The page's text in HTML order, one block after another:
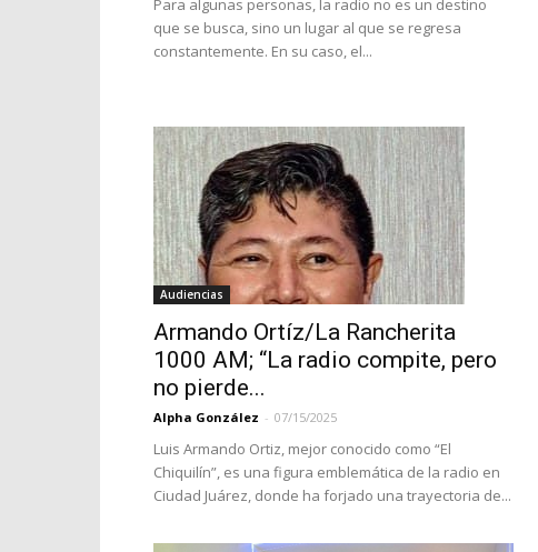
Para algunas personas, la radio no es un destino
que se busca, sino un lugar al que se regresa
constantemente. En su caso, el...
Audiencias
Armando Ortíz/La Rancherita
1000 AM; “La radio compite, pero
no pierde...
Alpha González - 07/15/2025
Luis Armando Ortiz, mejor conocido como “El
Chiquilín”, es una figura emblemática de la radio en
Ciudad Juárez, donde ha forjado una trayectoria de...